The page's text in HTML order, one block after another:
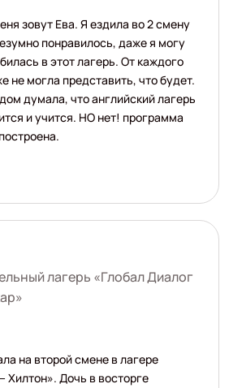
зовут Ева. Я ездила во 2 смену
понравилось, даже я могу
в этот лагерь. От каждого
не могла представить, что будет.
думала, что английский лагерь
и учится. НО нет! программа
лагерь «Глобал Диалог
на второй смене в лагере
Хилтон». Дочь в восторге